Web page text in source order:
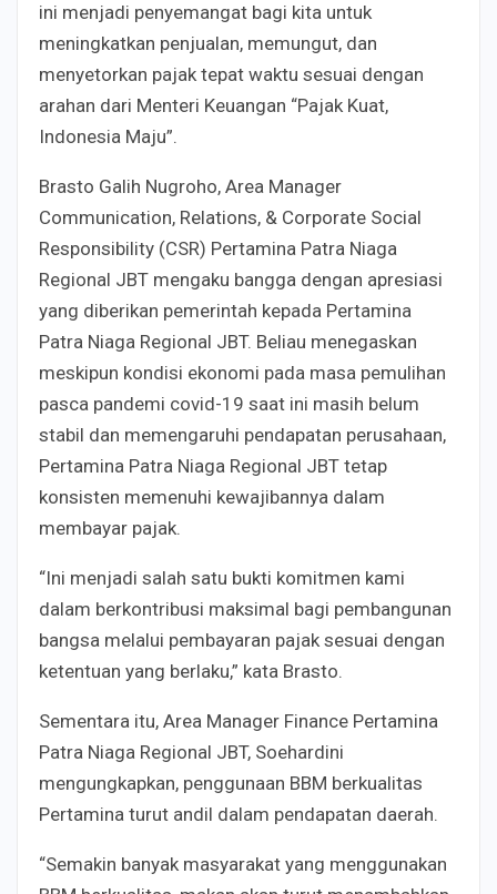
ini menjadi penyemangat bagi kita untuk
meningkatkan penjualan, memungut, dan
menyetorkan pajak tepat waktu sesuai dengan
arahan dari Menteri Keuangan “Pajak Kuat,
Indonesia Maju”.
Brasto Galih Nugroho, Area Manager
Communication, Relations, & Corporate Social
Responsibility (CSR) Pertamina Patra Niaga
Regional JBT mengaku bangga dengan apresiasi
yang diberikan pemerintah kepada Pertamina
Patra Niaga Regional JBT. Beliau menegaskan
meskipun kondisi ekonomi pada masa pemulihan
pasca pandemi covid-19 saat ini masih belum
stabil dan memengaruhi pendapatan perusahaan,
Pertamina Patra Niaga Regional JBT tetap
konsisten memenuhi kewajibannya dalam
membayar pajak.
“Ini menjadi salah satu bukti komitmen kami
dalam berkontribusi maksimal bagi pembangunan
bangsa melalui pembayaran pajak sesuai dengan
ketentuan yang berlaku,” kata Brasto.
Sementara itu, Area Manager Finance Pertamina
Patra Niaga Regional JBT, Soehardini
mengungkapkan, penggunaan BBM berkualitas
Pertamina turut andil dalam pendapatan daerah.
“Semakin banyak masyarakat yang menggunakan